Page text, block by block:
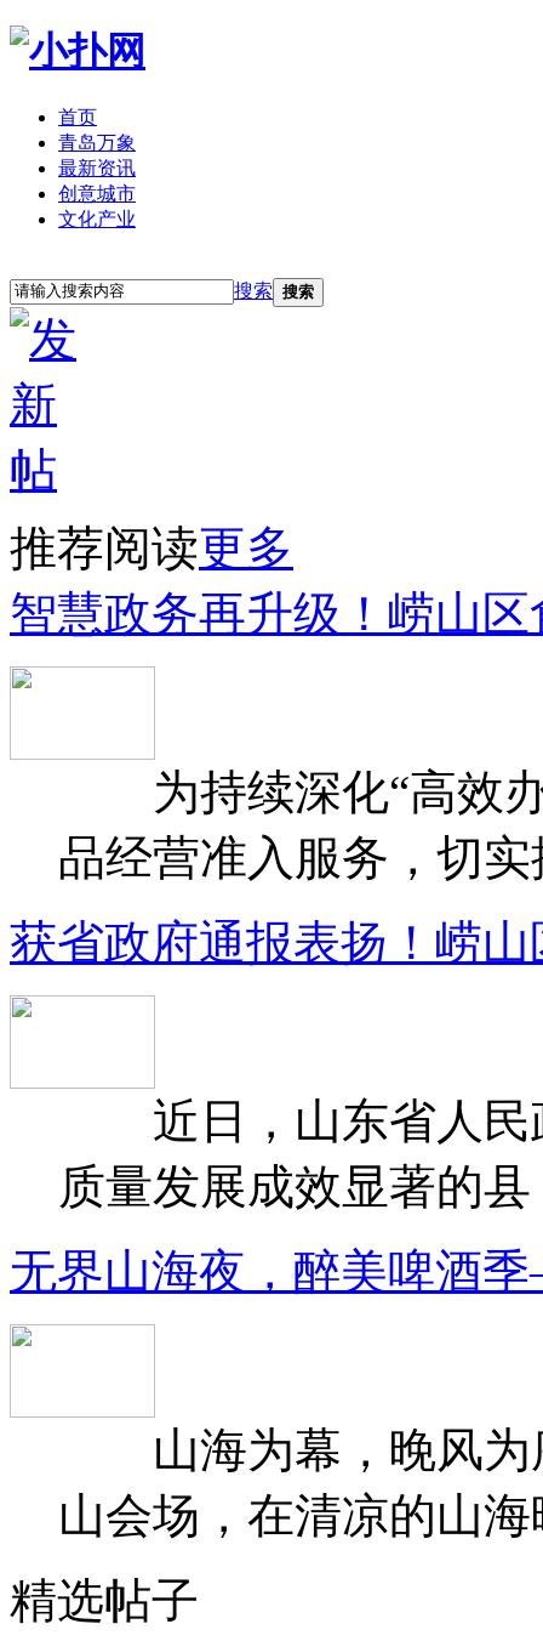
首页
青岛万象
最新资讯
创意城市
文化产业
搜索 搜索
推荐阅读更多
智慧政务再升级！崂山
为持续深化“高效办
品经营准入服务，切
获省政府通报表扬！崂
近日，山东省人民
质量发展成效显著的
无界山海夜，醉美啤酒
山海为幕，晚风为
山会场，在清凉的山
精选帖子